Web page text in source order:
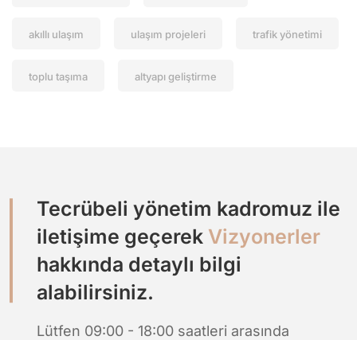
akıllı ulaşım ulaşım projeleri trafik yönetimi
toplu taşıma altyapı geliştirme
Tecrübeli yönetim kadromuz ile
iletişime geçerek Vizyonerler
hakkında detaylı bilgi
alabilirsiniz.
Lütfen 09:00 - 18:00 saatleri arasında